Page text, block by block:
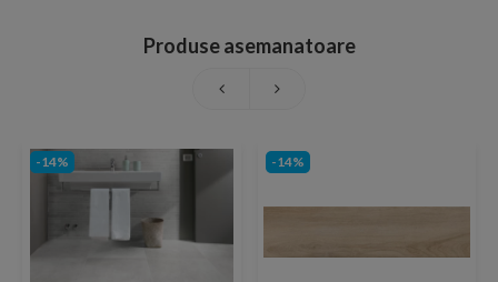
Produse asemanatoare
-14% -14%